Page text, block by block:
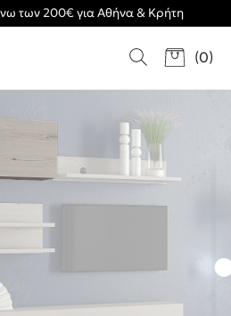
των 200€ για Αθήνα & Κρήτη
(0)